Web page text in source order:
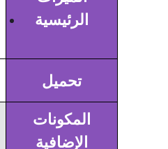
الرئيسية
تحميل
المكونات
الإضافية